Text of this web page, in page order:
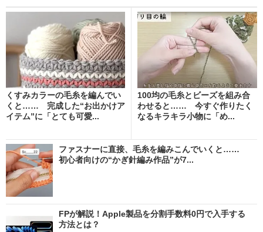
くすみカラーの毛糸を編んでい
くと…… 完成した“お出かけア
イテム”に「とても可愛...
100均の毛糸とビーズを組み合
わせると…… 今すぐ作りたく
なるキラキラ小物に「め...
ファスナーに直接、毛糸を編みこんでいくと……
初心者向けの“かぎ針編み作品”が7...
FPが解説！Apple製品を分割手数料0円で入手する
方法とは？